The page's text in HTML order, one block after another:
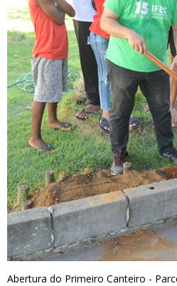
Abertura do Primeiro Canteiro -